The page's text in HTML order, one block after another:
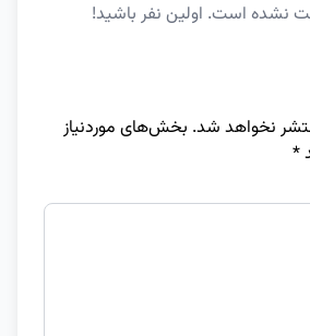
نشده است. اولین نفر باشید!
نخواهد شد. بخش‌های موردنیاز
*